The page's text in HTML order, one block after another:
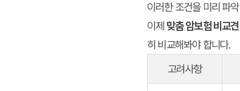
이러한 조건을 미리 파
이제 맞춤 암보험 비교
히 비교해봐야 합니다.
고려사항